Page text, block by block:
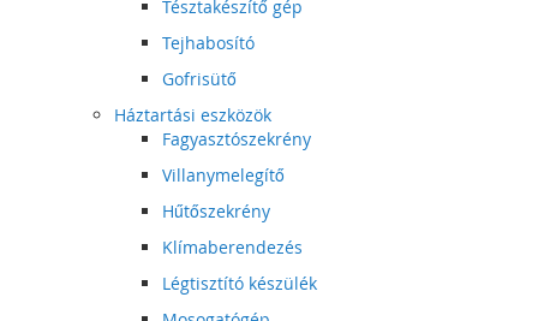
Tésztakészítő gép
Tejhabosító
Gofrisütő
Háztartási eszközök
Fagyasztószekrény
Villanymelegítő
Hűtőszekrény
Klímaberendezés
Légtisztító készülék